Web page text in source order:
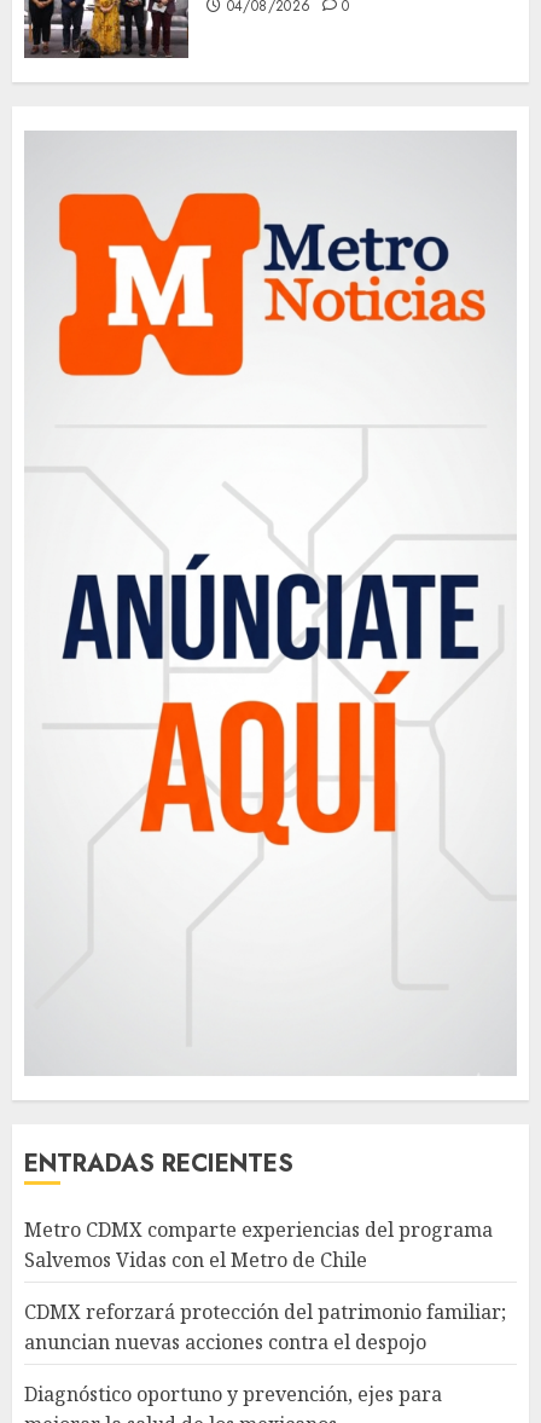
04/08/2026 0
ENTRADAS RECIENTES
Metro CDMX comparte experiencias del programa
Salvemos Vidas con el Metro de Chile
CDMX reforzará protección del patrimonio familiar;
anuncian nuevas acciones contra el despojo
Diagnóstico oportuno y prevención, ejes para